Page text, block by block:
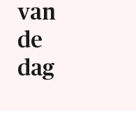
van
de
dag